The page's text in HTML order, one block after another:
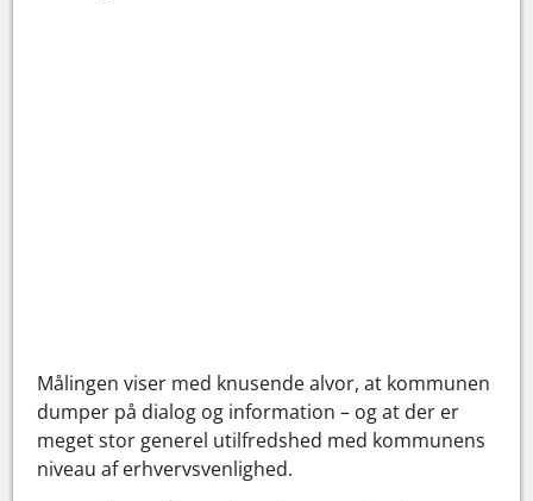
Målingen viser med knusende alvor, at kommunen
dumper på dialog og information – og at der er
meget stor generel utilfredshed med kommunens
niveau af erhvervsvenlighed.